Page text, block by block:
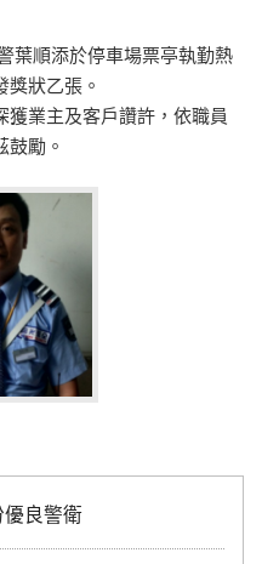
優良警衛
葉順添於停車場票亭執勤熱
獎狀乙張。
獲業主及客戶讚許，依職員
鼓勵。